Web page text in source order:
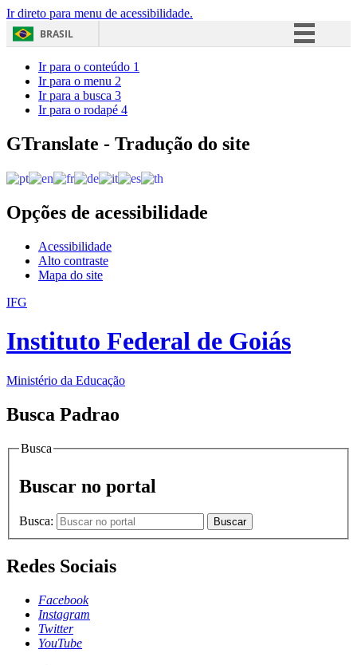
Ir direto para menu de acessibilidade.
BRASIL
Acesso à informação
Ir para o conteúdo 1
Ir para o menu 2
Ir para a busca 3
Ir para o rodapé 4
GTranslate - Tradução do site
Opções de acessibilidade
Acessibilidade
Alto contraste
Mapa do site
IFG
Instituto Federal de Goiás
Ministério da Educação
Busca Padrao
Busca
Buscar no portal
Busca: Buscar
Redes Sociais
Facebook
Instagram
Twitter
YouTube